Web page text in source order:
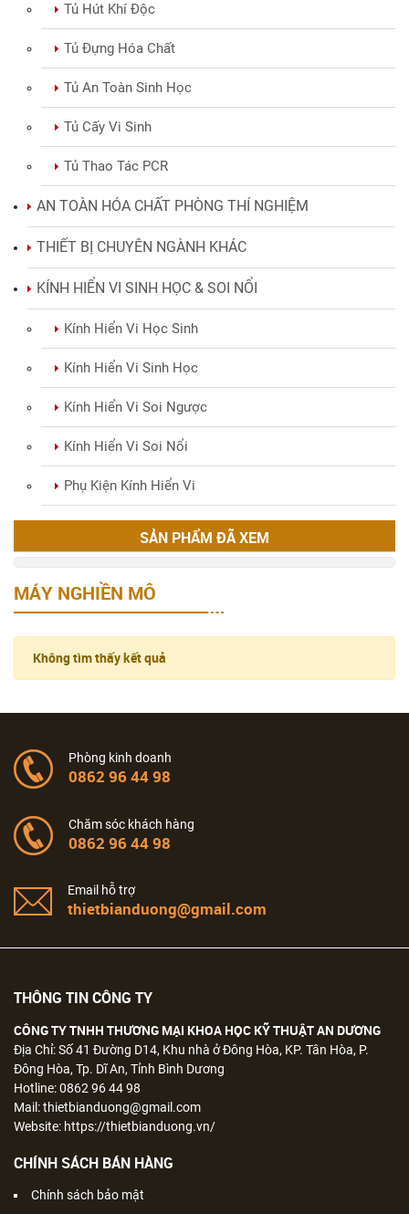
Tủ Hút Khí Độc
Tủ Đựng Hóa Chất
Tủ An Toàn Sinh Học
Tủ Cấy Vi Sinh
Tủ Thao Tác PCR
AN TOÀN HÓA CHẤT PHÒNG THÍ NGHIỆM
THIẾT BỊ CHUYÊN NGÀNH KHÁC
KÍNH HIỂN VI SINH HỌC & SOI NỔI
Kính Hiển Vi Học Sinh
Kính Hiển Vi Sinh Học
Kính Hiển Vi Soi Ngược
Kính Hiển Vi Soi Nổi
Phụ Kiện Kính Hiển Vi
SẢN PHẨM ĐÃ XEM
MÁY NGHIỀN MÔ
Không tìm thấy kết quả
Phòng kinh doanh
0862 96 44 98
Chăm sóc khách hàng
0862 96 44 98
Email hỗ trợ
thietbianduong@gmail.com
THÔNG TIN CÔNG TY
CÔNG TY TNHH THƯƠNG MẠI KHOA HỌC KỸ THUẬT AN DƯƠNG
Địa Chỉ: Số 41 Đường D14, Khu nhà ở Đông Hòa, KP. Tân Hòa, P.
Đông Hòa, Tp. Dĩ An, Tỉnh Bình Dương
Hotline: 0862 96 44 98
Mail: thietbianduong@gmail.com
Website: https://thietbianduong.vn/
CHÍNH SÁCH BÁN HÀNG
Chính sách bảo mật